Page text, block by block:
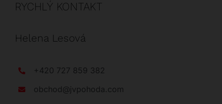
RYCHLÝ KONTAKT
Helena Lesová
+420 727 859 382
obchod@jvpohoda.com